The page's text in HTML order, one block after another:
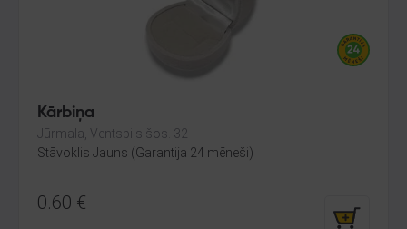
Kārbiņa
Jūrmala, Ventspils šos. 32
Stāvoklis Jauns (Garantija 24 mēneši)
0.60 €